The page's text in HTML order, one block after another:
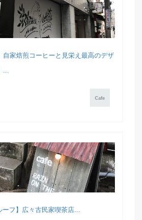
自家焙煎コーヒーと見栄え最高のデザ
...
Cafe
ーフ】広々古民家喫茶店...